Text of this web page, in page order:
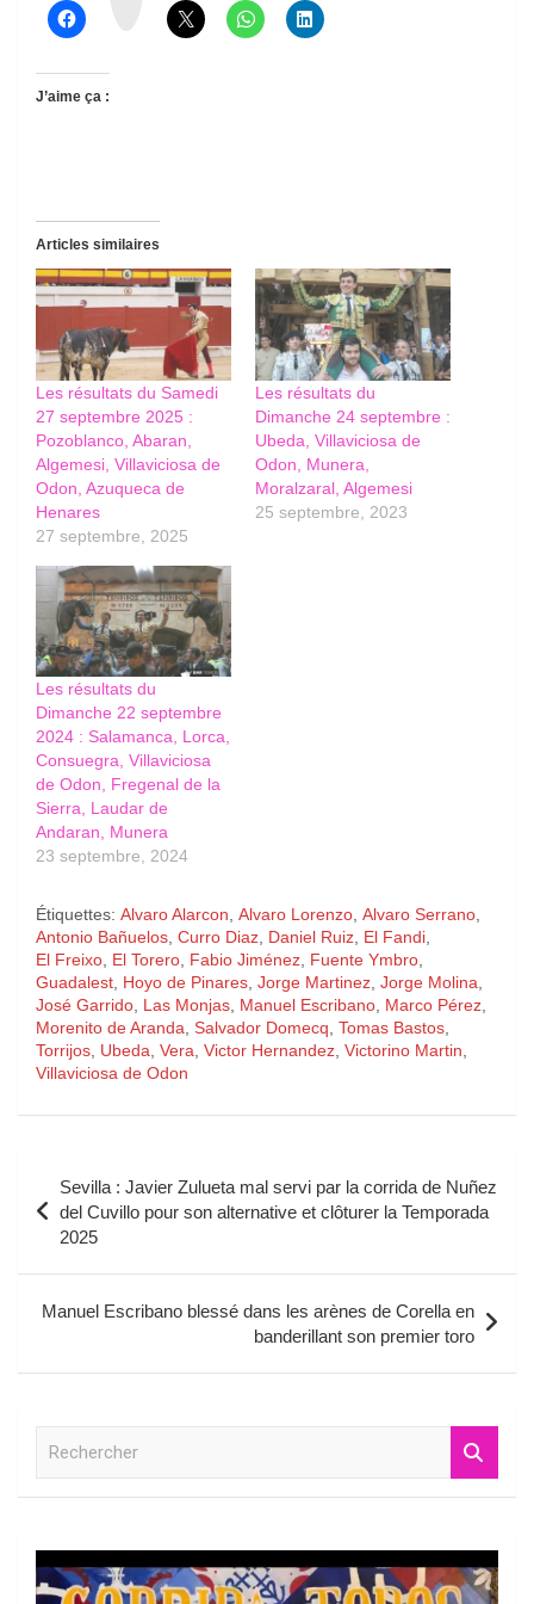
J’aime ça :
Articles similaires
Les résultats du Samedi
27 septembre 2025 :
Pozoblanco, Abaran,
Algemesi, Villaviciosa de
Odon, Azuqueca de
Henares
27 septembre, 2025
Les résultats du
Dimanche 24 septembre :
Ubeda, Villaviciosa de
Odon, Munera,
Moralzaral, Algemesi
25 septembre, 2023
Les résultats du
Dimanche 22 septembre
2024 : Salamanca, Lorca,
Consuegra, Villaviciosa
de Odon, Fregenal de la
Sierra, Laudar de
Andaran, Munera
23 septembre, 2024
Étiquettes: Alvaro Alarcon, Alvaro Lorenzo, Alvaro Serrano,
Antonio Bañuelos, Curro Diaz, Daniel Ruiz, El Fandi,
El Freixo, El Torero, Fabio Jiménez, Fuente Ymbro,
Guadalest, Hoyo de Pinares, Jorge Martinez, Jorge Molina,
José Garrido, Las Monjas, Manuel Escribano, Marco Pérez,
Morenito de Aranda, Salvador Domecq, Tomas Bastos,
Torrijos, Ubeda, Vera, Victor Hernandez, Victorino Martin,
Villaviciosa de Odon
de
l’article
Sevilla : Javier Zulueta mal servi par la corrida de Nuñez
del Cuvillo pour son alternative et clôturer la Temporada
2025
Manuel Escribano blessé dans les arènes de Corella en
banderillant son premier toro
r
c